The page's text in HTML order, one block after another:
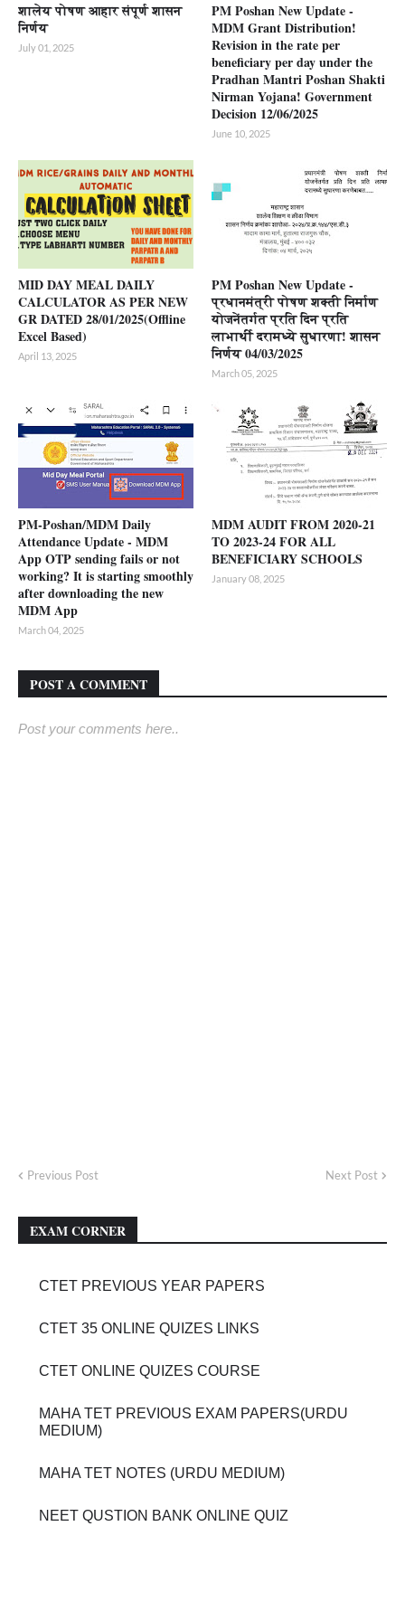
शालेय पोषण आहार संपूर्ण शासन
निर्णय
July 01, 2025
PM Poshan New Update -
MDM Grant Distribution!
Revision in the rate per
beneficiary per day under the
Pradhan Mantri Poshan Shakti
Nirman Yojana! Government
Decision 12/06/2025
June 10, 2025
MID DAY MEAL DAILY
CALCULATOR AS PER NEW
GR DATED 28/01/2025(Offline
Excel Based)
April 13, 2025
PM Poshan New Update -
प्रधानमंत्री पोषण शक्ती निर्माण
योजनेंतर्गत प्रति दिन प्रति
लाभार्थी दरामध्ये सुधारणा! शासन
निर्णय 04/03/2025
March 05, 2025
PM-Poshan/MDM Daily
Attendance Update - MDM
App OTP sending fails or not
working? It is starting smoothly
after downloading the new
MDM App
March 04, 2025
MDM AUDIT FROM 2020-21
TO 2023-24 FOR ALL
BENEFICIARY SCHOOLS
January 08, 2025
POST A COMMENT
Post your comments here..
Previous Post Next Post
EXAM CORNER
CTET PREVIOUS YEAR PAPERS
CTET 35 ONLINE QUIZES LINKS
CTET ONLINE QUIZES COURSE
MAHA TET PREVIOUS EXAM PAPERS(URDU
MEDIUM)
MAHA TET NOTES (URDU MEDIUM)
NEET QUSTION BANK ONLINE QUIZ